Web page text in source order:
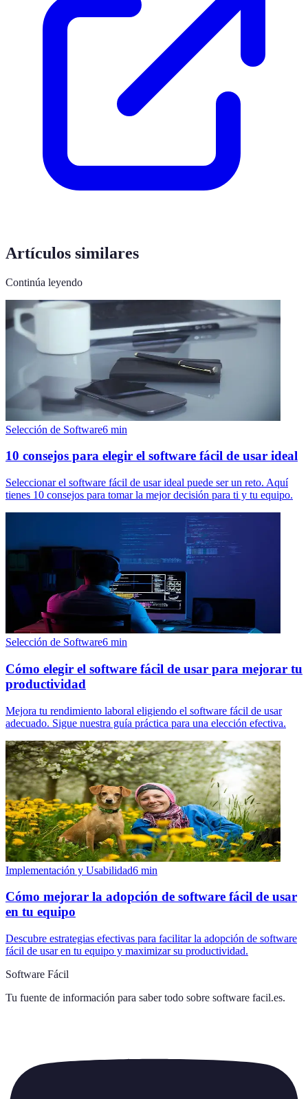
Artículos similares
Continúa leyendo
Selección de Software6 min
10 consejos para elegir el software fácil de usar ideal
Seleccionar el software fácil de usar ideal puede ser un reto. Aquí
tienes 10 consejos para tomar la mejor decisión para ti y tu equipo.
Selección de Software6 min
Cómo elegir el software fácil de usar para mejorar tu
productividad
Mejora tu rendimiento laboral eligiendo el software fácil de usar
adecuado. Sigue nuestra guía práctica para una elección efectiva.
Implementación y Usabilidad6 min
Cómo mejorar la adopción de software fácil de usar
en tu equipo
Descubre estrategias efectivas para facilitar la adopción de software
fácil de usar en tu equipo y maximizar su productividad.
Software Fácil
Tu fuente de información para saber todo sobre software facil.es.